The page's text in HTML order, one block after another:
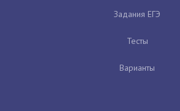
Задания ЕГЭ
Тесты
Варианты